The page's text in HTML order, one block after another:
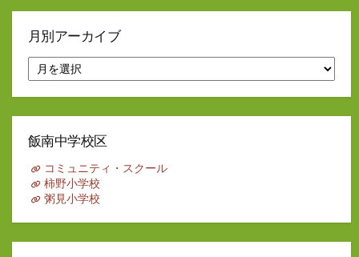
月別アーカイブ
別
ア
イ
飯南中学校区
コミュニティ・スクール
柿野小学校
粥見小学校